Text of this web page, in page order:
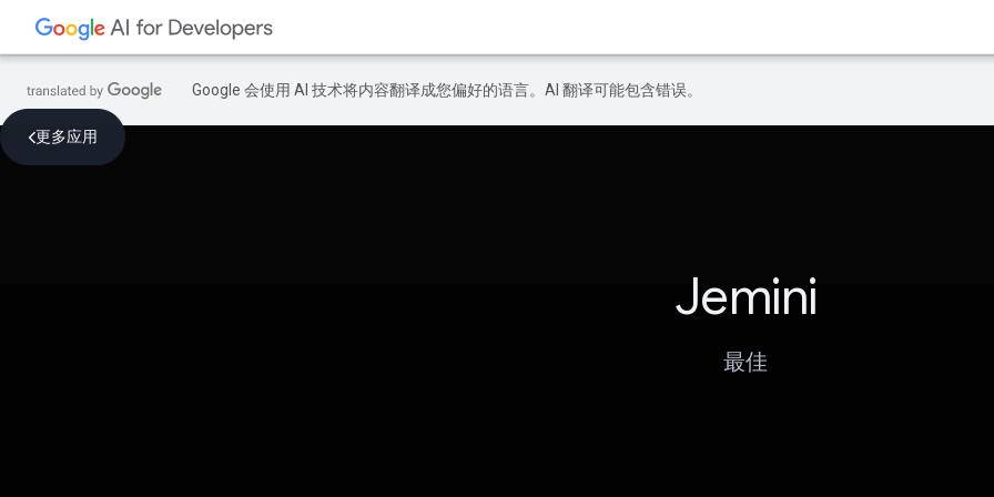
Google 会使用 AI 技术将内容翻译成您偏好的语言。AI 翻译可能包含错误。
更多应用
Jemini
最佳